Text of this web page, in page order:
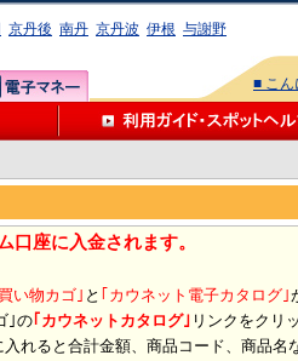
京丹後 南丹 京丹波 伊根 与謝野
■ こん
口座に入金されます。
い物カゴ｣ と ｢カウネット電子カタログ｣
｣の｢カウネットカタログ｣ リンクをクリ
れると合計金額、商品コード、商品名